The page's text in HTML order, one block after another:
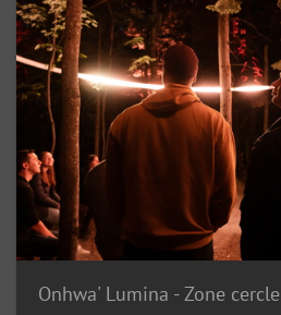
Onhwa' Lumina - Zone cercle